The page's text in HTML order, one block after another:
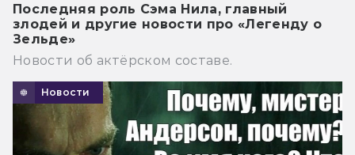
Последняя роль Сэма Нила, главный
злодей и другие новости про «Легенду о
Зельде»
Новости об актёрском составе.
Новости